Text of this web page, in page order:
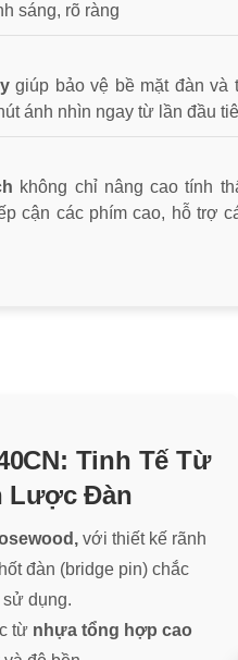
sáng, rõ ràng
giúp bảo vệ bề mặt đàn và
ánh nhìn ngay từ lần đầu
không chỉ nâng cao tính
cận các phím cao, hỗ trợ
Tinh Tế Từ
Lược Đàn
với thiết kế rãnh
đàn (bridge pin) chắc
dụng.
từ nhựa tổng hợp cao